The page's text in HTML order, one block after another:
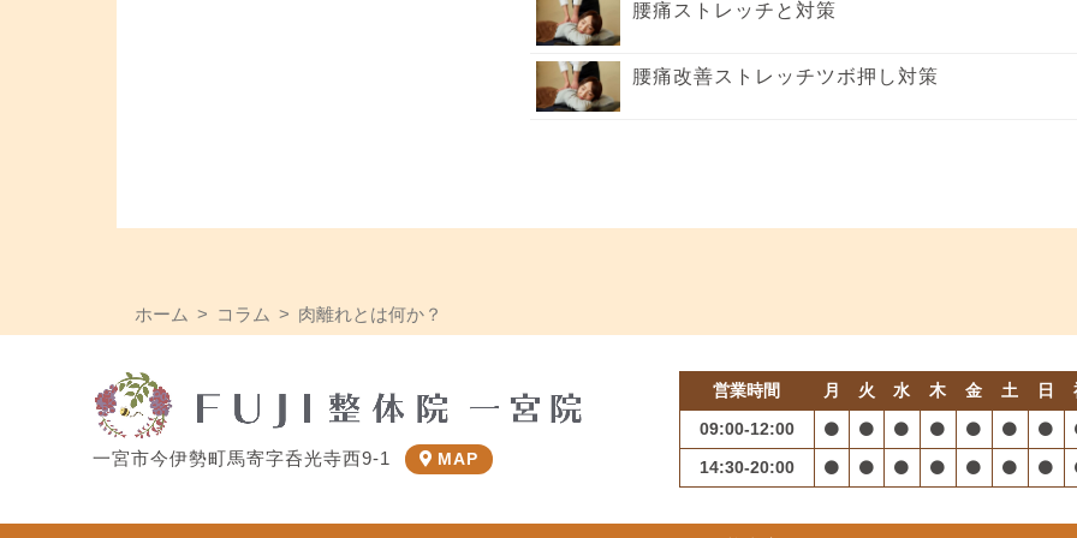
腰痛ストレッチと対策
腰痛改善ストレッチツボ押し対策
ホーム コラム 肉離れとは何か？
一宮市今伊勢町馬寄字呑光寺西9-1 MAP
営業時間 月 火 水 木 金 土 日
09:00-12:00
14:30-20:00